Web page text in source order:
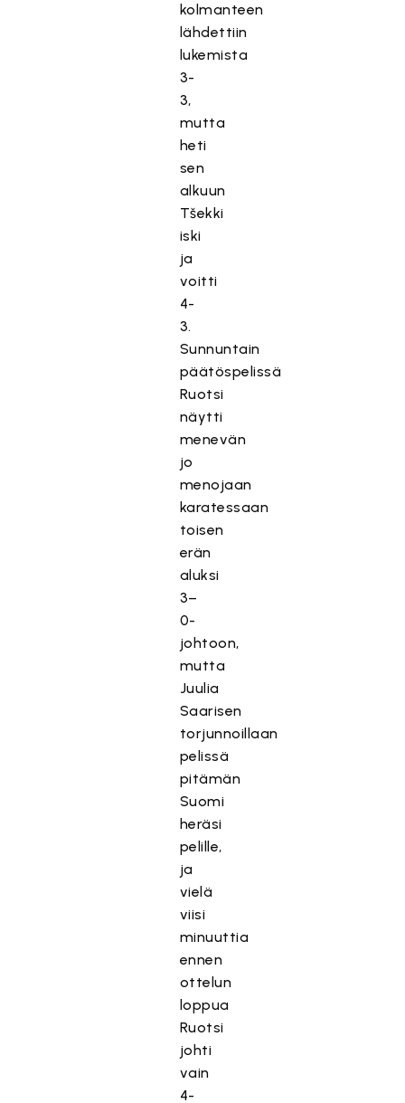
kolmanteen
lähdettiin
lukemista
3-
3,
mutta
heti
sen
alkuun
Tšekki
iski
ja
voitti
4-
3.
Sunnuntain
päätöspelissä
Ruotsi
näytti
menevän
jo
menojaan
karatessaan
toisen
erän
aluksi
3–
0-
johtoon,
mutta
Juulia
Saarisen
torjunnoillaan
pelissä
pitämän
Suomi
heräsi
pelille,
ja
vielä
viisi
minuuttia
ennen
ottelun
loppua
Ruotsi
johti
vain
4-